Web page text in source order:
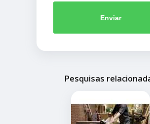
Enviar
Pesquisas